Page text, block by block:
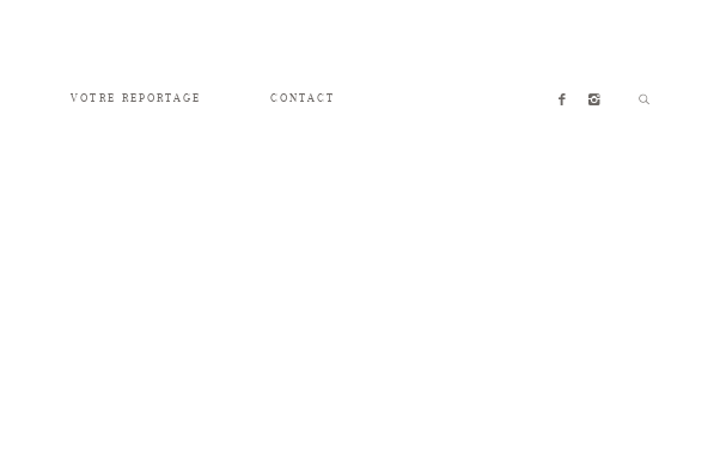
VOTRE REPORTAGE CONTACT